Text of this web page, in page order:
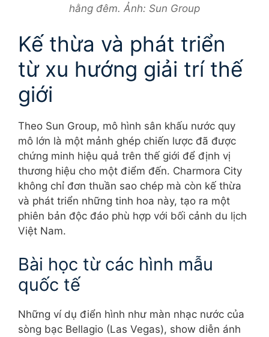
hằng đêm. Ảnh: Sun Group
Kế thừa và phát triển
từ xu hướng giải trí thế
giới
Theo Sun Group, mô hình sân khấu nước quy
mô lớn là một mảnh ghép chiến lược đã được
chứng minh hiệu quả trên thế giới để định vị
thương hiệu cho một điểm đến. Charmora City
không chỉ đơn thuần sao chép mà còn kế thừa
và phát triển những tinh hoa này, tạo ra một
phiên bản độc đáo phù hợp với bối cảnh du lịch
Việt Nam.
Bài học từ các hình mẫu
quốc tế
Những ví dụ điển hình như màn nhạc nước của
sòng bạc Bellagio (Las Vegas), show diễn ánh